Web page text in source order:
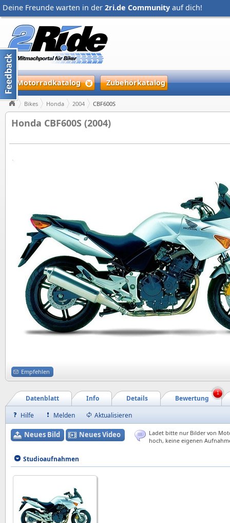
Deine Freunde warten in der 2ri.de Community auf dich!
Motorradkatalog Zubehörkatalog
Bikes Honda 2004 CBF600S
Honda CBF600S (2004)
Empfehlen
Bewertung
Details
Info
Datenblatt
1
Hilfe Melden Aktualisieren
Neues Bild Neues Video
Ladet bitte nur Bilder von
hoch, keine eigenen
Studioaufnahmen